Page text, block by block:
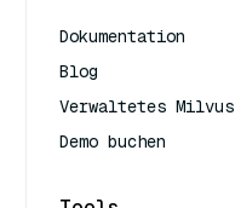
Dokumentation
Blog
Verwaltetes Milvus
Demo buchen